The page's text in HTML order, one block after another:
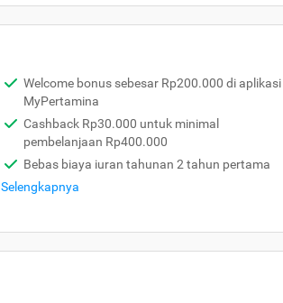
Welcome bonus sebesar Rp200.000 di aplikasi
MyPertamina
Cashback Rp30.000 untuk minimal
pembelanjaan Rp400.000
Bebas biaya iuran tahunan 2 tahun pertama
Selengkapnya